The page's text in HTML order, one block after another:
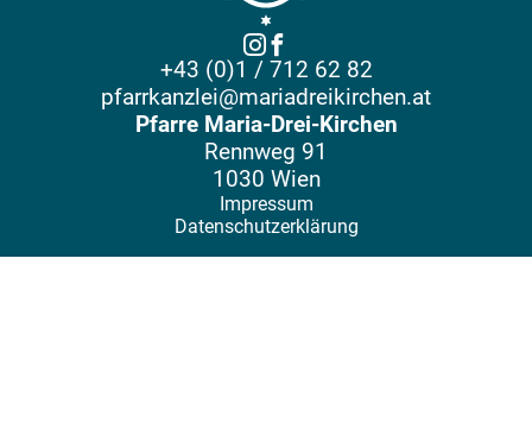
+43 (0)1 / 712 62 82
pfarrkanzlei@mariadreikirchen.at
Pfarre Maria-Drei-Kirchen
Rennweg 91
1030 Wien
Impressum
Datenschutzerklärung